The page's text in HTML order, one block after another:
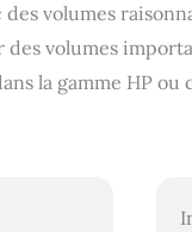
volumes
volumes
la gamme HP